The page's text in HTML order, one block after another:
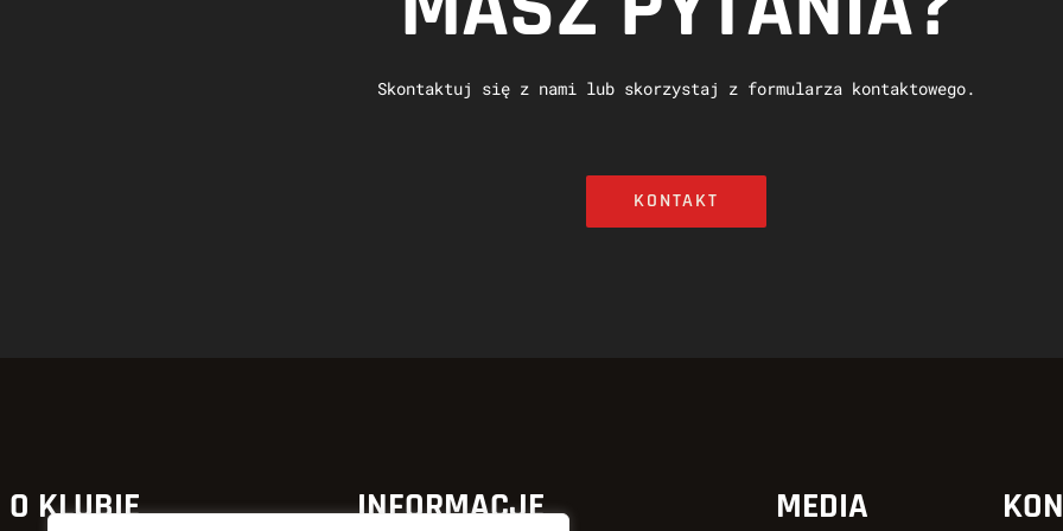
Skontaktuj się z nami lub skorzystaj z formularza kontaktowego.
KONTAKT
O KLUBIE INFORMACJE MEDIA